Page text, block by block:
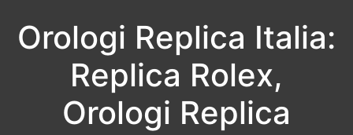
content
Orologi Replica Italia:
Replica Rolex,
Orologi Replica